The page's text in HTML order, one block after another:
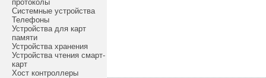
протоколы
Системные устройства
Телефоны
Устройства для карт
памяти
Устройства хранения
Устройства чтения смарт-
карт
Хост контроллеры